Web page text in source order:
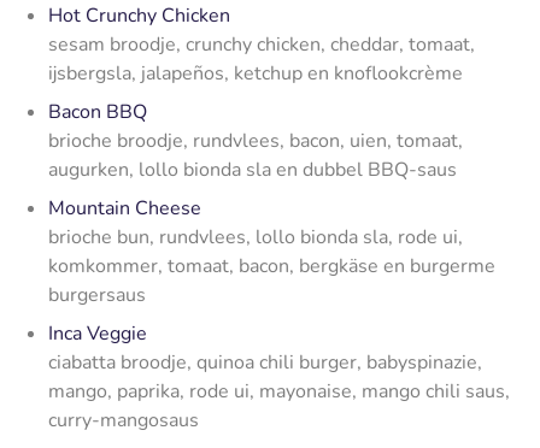
Hot Crunchy Chicken
sesam broodje, crunchy chicken, cheddar, tomaat,
ijsbergsla, jalapeños, ketchup en knoflookcrème
Bacon BBQ
brioche broodje, rundvlees, bacon, uien, tomaat,
augurken, lollo bionda sla en dubbel BBQ-saus
Mountain Cheese
brioche bun, rundvlees, lollo bionda sla, rode ui,
komkommer, tomaat, bacon, bergkäse en burgerme
burgersaus
Inca Veggie
ciabatta broodje, quinoa chili burger, babyspinazie,
mango, paprika, rode ui, mayonaise, mango chili saus,
curry-mangosaus